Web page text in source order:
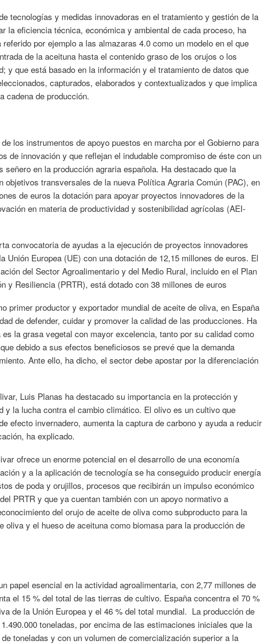
tecnologías y medidas innovadoras en el tratamiento y gestión de la
la eficiencia técnica, económica y ambiental de cada proceso, ha
por ejemplo a las almazaras 4.0 como un modelo en el que
de la aceituna hasta el contenido graso de los orujos o los
y que está basado en la información y el tratamiento de datos que
capturados, elaborados y contextualizados y que implica
cadena de producción.
los instrumentos de apoyo puestos en marcha por el Gobierno para
de innovación y que reflejan el indudable compromiso de éste con un
en la producción agraria española. Ha destacado que la
objetivos transversales de la nueva Política Agraria Común (PAC), en
de euros la dotación para apoyar proyectos innovadores de la
en materia de productividad y sostenibilidad agrícolas (AEI-
convocatoria de ayudas a la ejecución de proyectos innovadores
Unión Europea (UE) con una dotación de 12,15 millones de euros. El
del Sector Agroalimentario y del Medio Rural, incluido en el Plan
y Resiliencia (PRTR), está dotado con 38 millones de euros
primer productor y exportador mundial de aceite de oliva, en España
de defender, cuidar y promover la calidad de las producciones. Ha
la grasa vegetal con mayor excelencia, tanto por su calidad como
debido a sus efectos beneficiosos se prevé que la demanda
Ante ello, ha dicho, el sector debe apostar por la diferenciación
Luis Planas ha destacado su importancia en la protección y
y la lucha contra el cambio climático. El olivo es un cultivo que
efecto invernadero, aumenta la captura de carbono y ayuda a reducir
ha explicado.
ofrece un enorme potencial en el desarrollo de una economía
y a la aplicación de tecnología se ha conseguido producir energía
de poda y orujillos, procesos que recibirán un impulso económico
PRTR y que ya cuentan también con un apoyo normativo a
del orujo de aceite de oliva como subproducto para la
oliva y el hueso de aceituna como biomasa para la producción de
papel esencial en la actividad agroalimentaria, con 2,77 millones de
el 15 % del total de las tierras de cultivo. España concentra el 70 %
de la Unión Europea y el 46 % del total mundial. La producción de
toneladas, por encima de las estimaciones iniciales que la
toneladas y con un volumen de comercialización superior a la